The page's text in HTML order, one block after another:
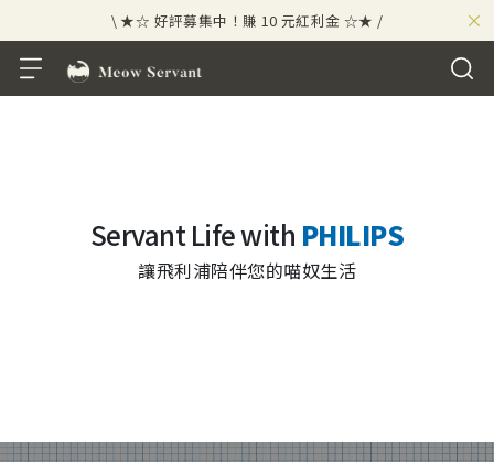
×
\ ★☆ 好評募集中！賺 10 元紅利金 ☆★ /
⟡⣠𝘄𝗲𝗹𝗰𝗼𝗺𝗲 ⁘ 新會員贈 50 元紅利金
\ ★☆ 好評募集中！賺 10 元紅利金 ☆★ /
Servant Life with PHILIPS
讓飛利浦陪伴您的喵奴生活